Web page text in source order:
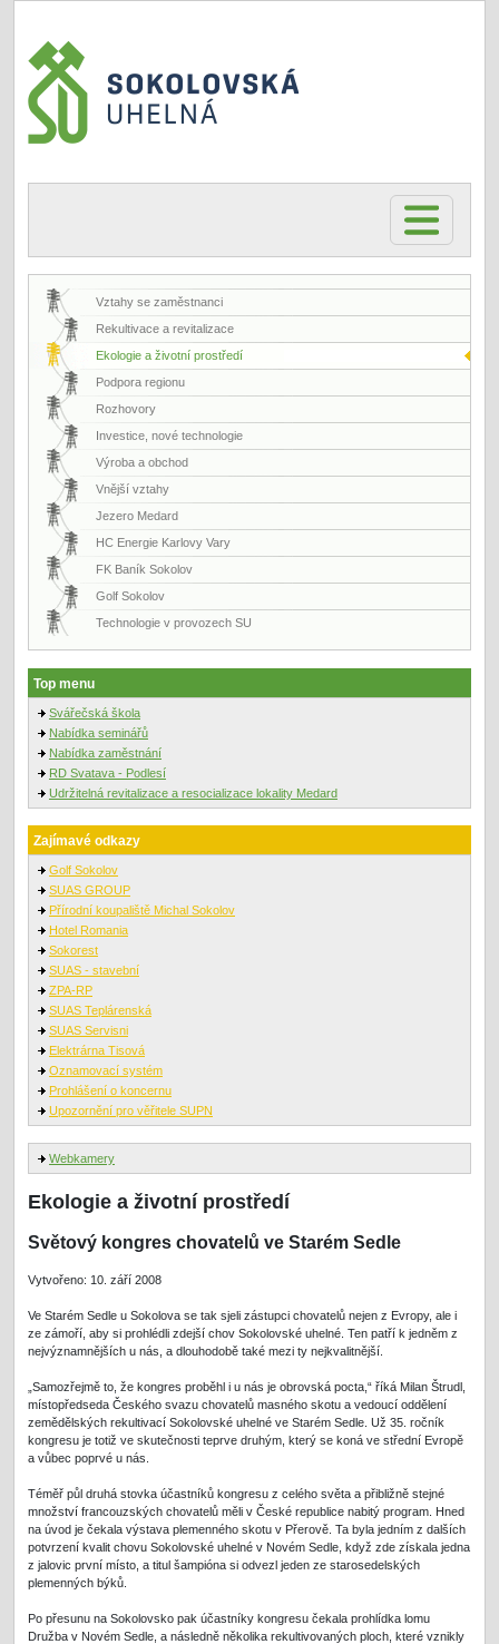
Vztahy se zaměstnanci
Rekultivace a revitalizace
Ekologie a životní prostředí
Podpora regionu
Rozhovory
Investice, nové technologie
Výroba a obchod
Vnější vztahy
Jezero Medard
HC Energie Karlovy Vary
FK Baník Sokolov
Golf Sokolov
Technologie v provozech SU
Top menu
Svářečská škola
Nabídka seminářů
Nabídka zaměstnání
RD Svatava - Podlesí
Udržitelná revitalizace a resocializace lokality Medard
Zajímavé odkazy
Golf Sokolov
SUAS GROUP
Přírodní koupaliště Michal Sokolov
Hotel Romania
Sokorest
SUAS - stavební
ZPA-RP
SUAS Teplárenská
SUAS Servisni
Elektrárna Tisová
Oznamovací systém
Prohlášení o koncernu
Upozornění pro věřitele SUPN
Webkamery
Ekologie a životní prostředí
Světový kongres chovatelů ve Starém Sedle
Vytvořeno: 10. září 2008
Ve Starém Sedle u Sokolova se tak sjeli zástupci chovatelů nejen z Evropy, ale i
ze zámoří, aby si prohlédli zdejší chov Sokolovské uhelné. Ten patří k jedněm z
nejvýznamnějších u nás, a dlouhodobě také mezi ty nejkvalitnější.
„Samozřejmě to, že kongres proběhl i u nás je obrovská pocta,“ říká Milan Štrudl,
místopředseda Českého svazu chovatelů masného skotu a vedoucí oddělení
zemědělských rekultivací Sokolovské uhelné ve Starém Sedle. Už 35. ročník
kongresu je totiž ve skutečnosti teprve druhým, který se koná ve střední Evropě
a vůbec poprvé u nás.
Téměř půl druhá stovka účastníků kongresu z celého světa a přibližně stejné
množství francouzských chovatelů měli v České republice nabitý program. Hned
na úvod je čekala výstava plemenného skotu v Přerově. Ta byla jedním z dalších
potvrzení kvalit chovu Sokolovské uhelné v Novém Sedle, když zde získala jedna
z jalovic první místo, a titul šampióna si odvezl jeden ze starosedelských
plemenných býků.
Po přesunu na Sokolovsko pak účastníky kongresu čekala prohlídka lomu
Družba v Novém Sedle, a následně několika rekultivovaných ploch, které vznikly